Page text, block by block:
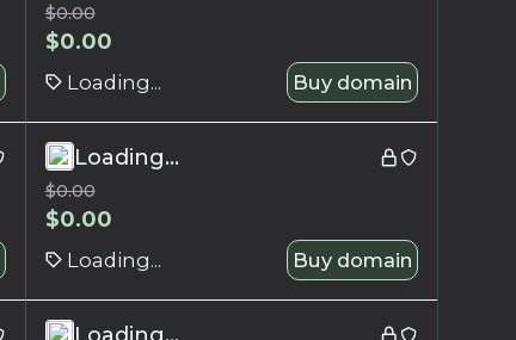
$0.00
$0.00
Loading... Buy domain
Loading...
$0.00
$0.00
Loading... Buy domain
Loading...